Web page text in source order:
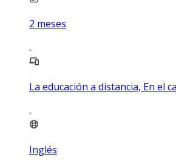
2 meses
La educación a distancia, En el
Inglés